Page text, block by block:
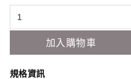
加入購物車
規格資訊